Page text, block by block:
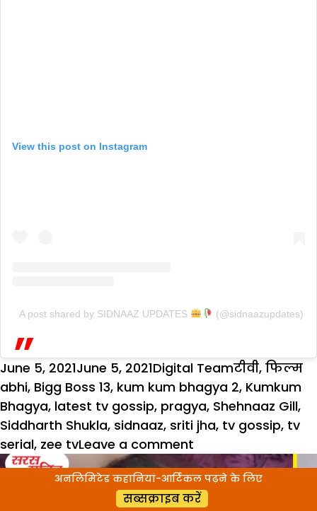
View this post on Instagram
A post shared by SIDNAAZ UPDATES (@sidnaazupdates)
Posted
on
June 5, 2021June 5, 2021Author
Digital TeamCategories
टीवी, फिल्म
abhi, Bigg Boss 13, kum kum bhagya 2, Kumkum
Bhagya, latest tv gossip, pragya, Shehnaaz Gill,
Siddharth Shukla, sidnaaz, sriti jha, tv gossip, tv
serial, zee tvLeave a comment
‘कुमकुम
भाग्य’
के
अनलिमिटेड कहानियां-आर्टिकल पढ़ने के लिए
सब्सक्राइब करें